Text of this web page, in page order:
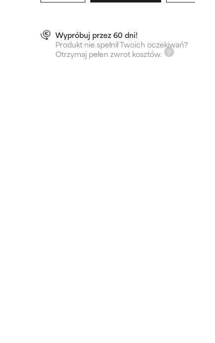
Wypróbuj przez 60 dni!
Produkt nie spełnił Twoich oczekiwań?
Otrzymaj pełen zwrot kosztów.